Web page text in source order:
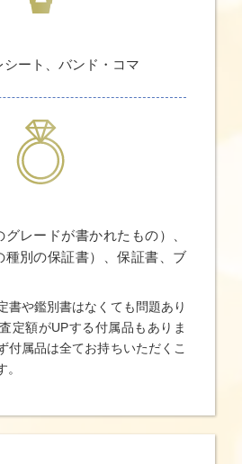
ート、バンド・コマ
レードが書かれたもの）、
種別の保証書）、保証書、ブ
書や鑑別書はなくても問題あり
定額がUPする付属品もありま
付属品は全てお持ちいただくこ